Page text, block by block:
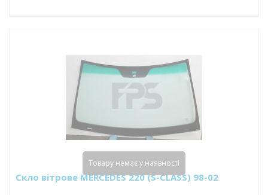
Скло вітрове MERCEDES 220 (S-CLASS) 98-02
Товару немає у наявності